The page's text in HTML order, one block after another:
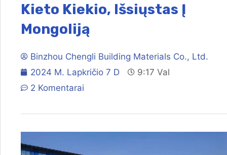
Kieto Kiekio, Išsiųstas Į
Mongoliją
Binzhou Chengli Building Materials Co., Ltd.
2024 M. Lapkričio 7 D
9:17 Val
2 Komentarai